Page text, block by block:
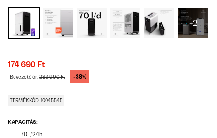
+2
174 690 Ft
Bevezető ár:283 990 Ft -38%
TERMÉKKÓD: 10045545
KAPACITÁS:
70L/24h